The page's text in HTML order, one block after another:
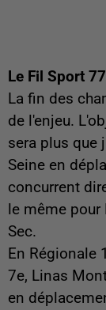
Le Fil Sport 77
La fin des
de l'enjeu.
sera plus que
Seine en
concurrent
le même
Sec.
En Régionale
7e, Linas
en